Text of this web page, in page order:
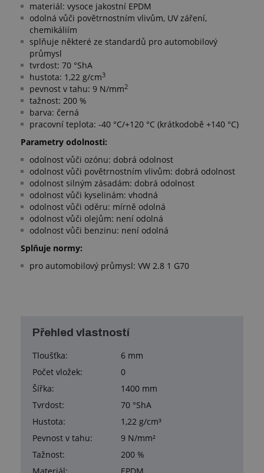
materiál: vysoce jakostní EPDM
odolná vůči povětrnostním vlivům, UV záření,
chemikáliím
splňuje některé ze standardů pro automobilový
průmysl
tvrdost: 70 °ShA
hustota: 1,22 g/cm3
pevnost v tahu: 9 N/mm2
tažnost: 200 %
barva: černá
pracovní teplota: -40 °C/+120 °C (krátkodobě +140 °C)
Parametry odolnosti:
odolnost vůči ozónu: dobrá odolnost
odolnost vůči povětrnostním vlivům: dobrá odolnost
odolnost silným zásadám: dobrá odolnost
odolnost vůči kyselinám: vhodná
odolnost vůči oděru: mírně odolná
odolnost vůči olejům: není odolná
odolnost vůči benzinu: není odolná
Splňuje normy:
pro automobilový průmysl: VW 2.8 1 G70
Přehled vlastností
Tloušťka:
6 mm
Počet vložek:
0
Šířka:
1400 mm
Tvrdost:
70 °ShA
Hustota:
1,22 g/cm³
Pevnost v tahu:
9 N/mm²
Tažnost:
200 %